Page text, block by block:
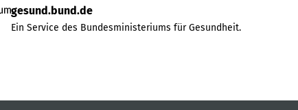
gesund.bund.de
Ein Service des Bundesministeriums für Gesundheit.